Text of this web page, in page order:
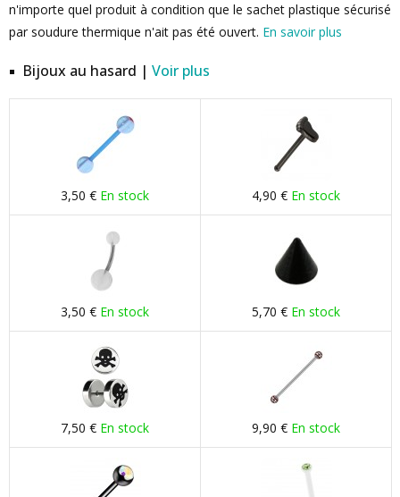
n'importe quel produit à condition que le sachet plastique sécurisé
par soudure thermique n'ait pas été ouvert. En savoir plus
Bijoux au hasard | Voir plus
3,50 € En stock 4,90 € En stock
3,50 € En stock 5,70 € En stock
7,50 € En stock 9,90 € En stock